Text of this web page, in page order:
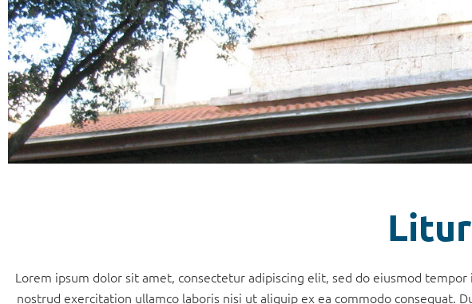
Lorem ipsum dolor sit amet, consectetur adipiscing elit, sed do eiusmod
nostrud exercitation ullamco laboris nisi ut aliquip ex ea commodo